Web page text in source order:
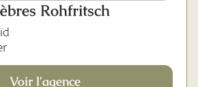
Rohfritsch
Voir l'agence